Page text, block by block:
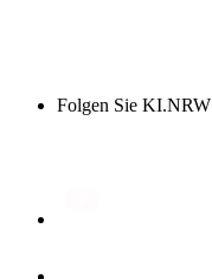
Folgen Sie KI.NRW